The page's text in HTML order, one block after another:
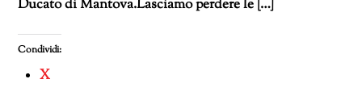
Ducato di Mantova.Lasciamo perdere le […]
Condividi:
X